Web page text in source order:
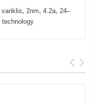
variklis, 2nm, 4.2a, 24–
technology